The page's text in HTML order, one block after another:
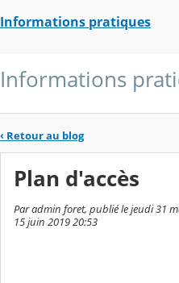
Informations pratiques
Informations
‹ Retour au blog
Plan d'accès
Par admin foret, publié le jeudi 31
15 juin 2019 20:53